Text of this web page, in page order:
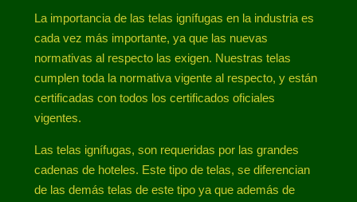
La importancia de las telas ignífugas en la industria es
cada vez más importante, ya que las nuevas
normativas al respecto las exigen. Nuestras telas
cumplen toda la normativa vigente al respecto, y están
certificadas con todos los certificados oficiales
vigentes.
Las telas ignífugas, son requeridas por las grandes
cadenas de hoteles. Este tipo de telas, se diferencian
de las demás telas de este tipo ya que además de